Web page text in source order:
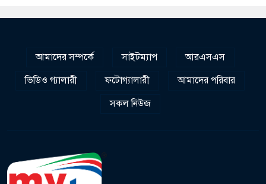
আমাদের সম্পর্কে সাইটম্যাপ
আরএসএস
ভিডিও গ্যালারী
ফটোগ্যালারী
আমাদের পরিবার
সকল নিউজ